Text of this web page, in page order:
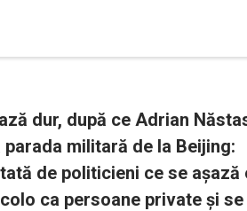
dur, după ce Adrian
militară de la Beijing:
de politicieni ce se așază
ca persoane private şi se